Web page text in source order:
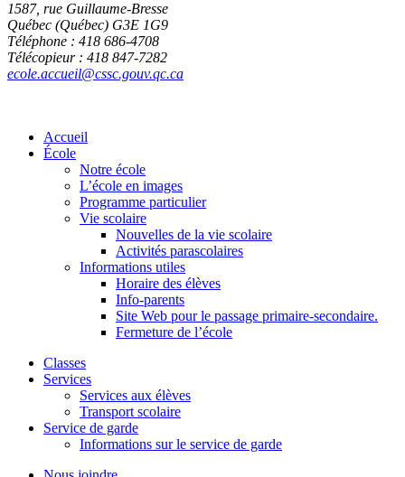
1587, rue Guillaume-Bresse
Québec (Québec) G3E 1G9
Téléphone : 418 686-4708
Télécopieur : 418 847-7282
ecole.accueil@cssc.gouv.qc.ca
Accueil
École
Notre école
L’école en images
Programme particulier
Vie scolaire
Nouvelles de la vie scolaire
Activités parascolaires
Informations utiles
Horaire des élèves
Info-parents
Site Web pour le passage primaire-secondaire.
Fermeture de l’école
Classes
Services
Services aux élèves
Transport scolaire
Service de garde
Informations sur le service de garde